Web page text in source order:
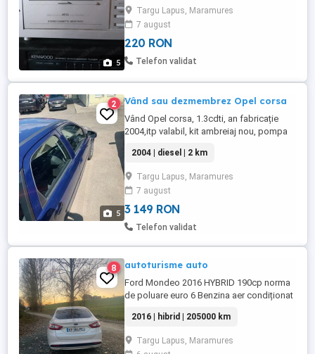
5
Redă foarte bine și derulează înainte. La
cerere trimit video pe WhatsApp.
Targu Lapus, Maramures
7 august
220 RON
Telefon validat
5
2 Vând sau dezmembrez Opel corsa
Vând Opel corsa, 1.3cdti, an fabricație
2004,itp valabil, kit ambreiaj nou, pompa
2004 | diesel | 2 km
Targu Lapus, Maramures
7 august
3 149 RON
Telefon validat
8 autoturisme auto
Ford Mondeo 2016 HYBRID 190cp norma
de poluare euro 6 Benzina aer condiționat
multimedia USB+AUX computer bord
senzori ploaie senzori de lumini faruri
automate scaune acționate
2016 | hibrid | 205000 km
Targu Lapus, Maramures